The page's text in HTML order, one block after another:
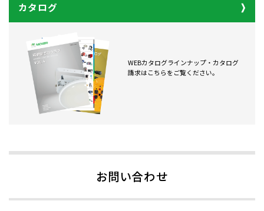
カタログ
WEBカタログラインナップ・カタログ
請求はこちらをご覧ください。
お問い合わせ